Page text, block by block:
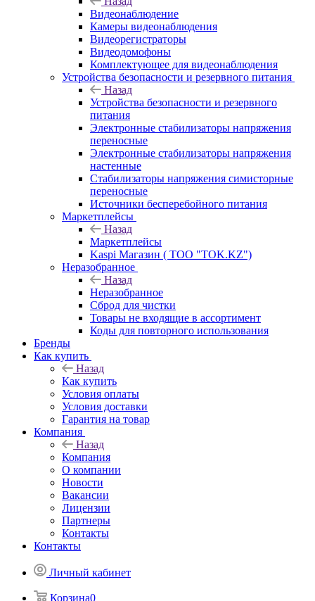
Видеонаблюдение
Камеры видеонаблюдения
Видеорегистраторы
Видеодомофоны
Комплектующее для видеонаблюдения
Устройства безопасности и резервного питания
Назад
Устройства безопасности и резервного
питания
Электронные стабилизаторы напряжения
переносные
Электронные стабилизаторы напряжения
настенные
Стабилизаторы напряжения симисторные
переносные
Источники бесперебойного питания
Маркетплейсы
Назад
Маркетплейсы
Kaspi Магазин ( ТОО "TOK.KZ")
Неразобранное
Назад
Неразобранное
Сброд для чистки
Товары не входящие в ассортимент
Коды для повторного использования
Бренды
Как купить
Назад
Как купить
Условия оплаты
Условия доставки
Гарантия на товар
Компания
Назад
Компания
О компании
Новости
Вакансии
Лицензии
Партнеры
Контакты
Контакты
Личный кабинет
Корзина0